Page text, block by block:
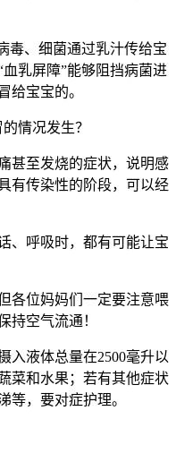
毒、细菌通过乳汁传给宝
乳屏障”能够阻挡病菌进
给宝宝的。
情况发生？
甚至发烧的症状，说明感
有传染性的阶段，可以经
、呼吸时，都有可能让宝
各位妈妈们一定要注意喂
持空气流通！
入液体总量在2500毫升以
菜和水果；若有其他症状
等，要对症护理。